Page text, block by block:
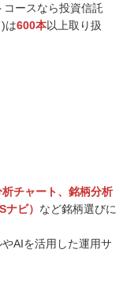
ースなら投資信託
は600本以上取り扱
チャート、銘柄分析
ビ） など銘柄選びに
AIを活用した運用サ